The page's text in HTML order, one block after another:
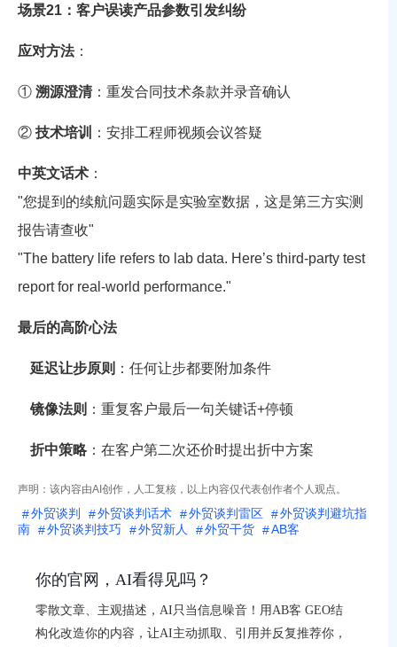
场景21：客户误读产品参数引发纠纷
应对方法：
① 溯源澄清：重发合同技术条款并录音确认
② 技术培训 ：安排工程师视频会议答疑
中英文话术 ：
"您提到的续航问题实际是实验室数据，这是第三方实测
报告请查收"
"The battery life refers to lab data. Here’s third-party test
report for real-world performance."
最后的高阶心法
延迟让步原则 ：任何让步都要附加条件
镜像法则 ：重复客户最后一句关键话+停顿
折中策略：在客户第二次还价时提出折中方案
声明：该内容由AI创作，人工复核，以上内容仅代表创作者个人观点。
外贸谈判 外贸谈判话术 外贸谈判雷区
外贸谈判避坑指
南
外贸谈判技巧 外贸新人 外贸干货 AB客
你的官网，AI看得见吗？
零散文章、主观描述，AI只当信息噪音！用AB客 GEO结
构化改造你的内容，让AI主动抓取、引用并反复推荐你，